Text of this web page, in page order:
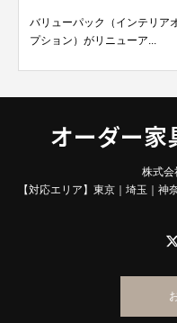
バリューパック（インテリア
プション）がリニューア...
オーダー家
株式会
【対応エリア】東京｜埼玉｜